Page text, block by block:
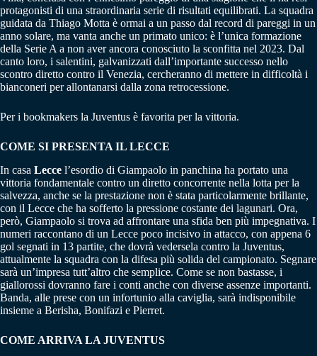
protagonisti di una straordinaria serie di risultati equilibrati. La squadra
guidata da Thiago Motta è ormai a un passo dal record di pareggi in un
anno solare, ma vanta anche un primato unico: è l’unica formazione
della Serie A a non aver ancora conosciuto la sconfitta nel 2023. Dal
canto loro, i salentini, galvanizzati dall’importante successo nello
scontro diretto contro il Venezia, cercheranno di mettere in difficoltà i
bianconeri per allontanarsi dalla zona retrocessione.
Per i bookmakers la Juventus è favorita per la vittoria.
COME SI PRESENTA IL LECCE
In casa Lecce l’esordio di Giampaolo in panchina ha portato una
vittoria fondamentale contro un diretto concorrente nella lotta per la
salvezza, anche se la prestazione non è stata particolarmente brillante,
con il Lecce che ha sofferto la pressione costante dei lagunari. Ora,
però, Giampaolo si trova ad affrontare una sfida ben più impegnativa. I
numeri raccontano di un Lecce poco incisivo in attacco, con appena 6
gol segnati in 13 partite, che dovrà vedersela contro la Juventus,
attualmente la squadra con la difesa più solida del campionato. Segnare
sarà un’impresa tutt’altro che semplice. Come se non bastasse, i
giallorossi dovranno fare i conti anche con diverse assenze importanti.
Banda, alle prese con un infortunio alla caviglia, sarà indisponibile
insieme a Berisha, Bonifazi e Pierret.
COME ARRIVA LA JUVENTUS